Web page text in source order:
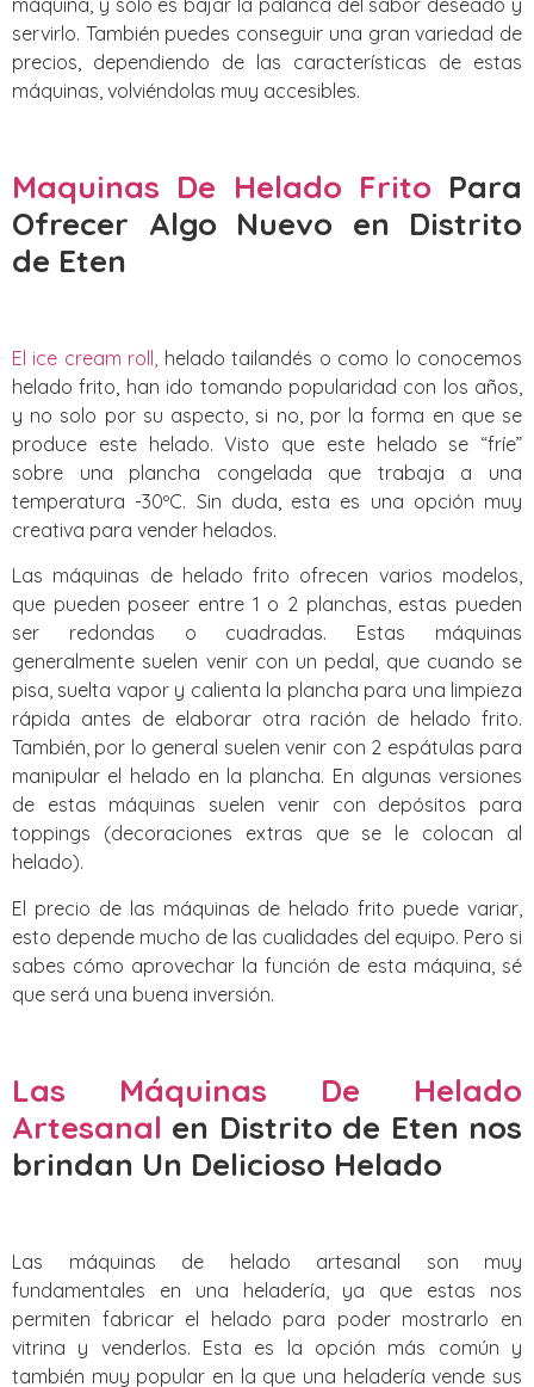
servirlo. También puedes conseguir una gran variedad de
precios, dependiendo de las características de estas
máquinas, volviéndolas muy accesibles.
Maquinas De Helado Frito Para
Ofrecer Algo Nuevo en Distrito
de Eten
El ice cream roll, helado tailandés o como lo conocemos
helado frito, han ido tomando popularidad con los años,
y no solo por su aspecto, si no, por la forma en que se
produce este helado. Visto que este helado se “fríe”
sobre una plancha congelada que trabaja a una
temperatura -30ºC. Sin duda, esta es una opción muy
creativa para vender helados.
Las máquinas de helado frito ofrecen varios modelos,
que pueden poseer entre 1 o 2 planchas, estas pueden
ser redondas o cuadradas. Estas máquinas
generalmente suelen venir con un pedal, que cuando se
pisa, suelta vapor y calienta la plancha para una limpieza
rápida antes de elaborar otra ración de helado frito.
También, por lo general suelen venir con 2 espátulas para
manipular el helado en la plancha. En algunas versiones
de estas máquinas suelen venir con depósitos para
toppings (decoraciones extras que se le colocan al
helado).
El precio de las máquinas de helado frito puede variar,
esto depende mucho de las cualidades del equipo. Pero si
sabes cómo aprovechar la función de esta máquina, sé
que será una buena inversión.
Las Máquinas De Helado
Artesanal en Distrito de Eten nos
brindan Un Delicioso Helado
Las máquinas de helado artesanal son muy
fundamentales en una heladería, ya que estas nos
permiten fabricar el helado para poder mostrarlo en
vitrina y venderlos. Esta es la opción más común y
también muy popular en la que una heladería vende sus